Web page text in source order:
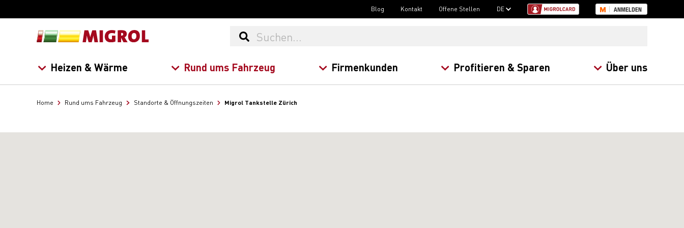
Blog Kontakt Offene Stellen DE ANMELDEN
Heizen & Wärme Rund ums Fahrzeug Firmenkunden Profitieren & Sparen Über uns
Home Rund ums Fahrzeug Standorte & Öffnungszeiten Migrol Tankstelle Zürich